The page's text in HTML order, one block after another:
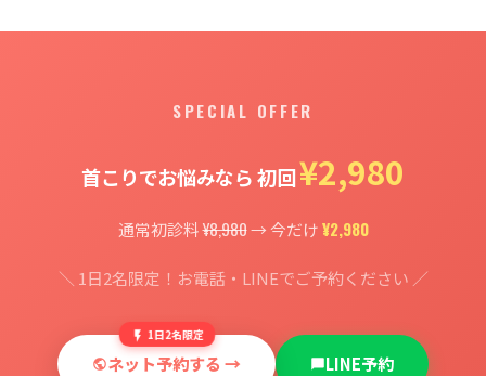
SPECIAL OFFER
首こりでお悩みなら 初回¥2,980
通常初診料¥8,980→ 今だけ¥2,980
＼ 1日2名限定！お電話・LINEでご予約ください ／
1日2名限定
ネット予約する → LINE予約